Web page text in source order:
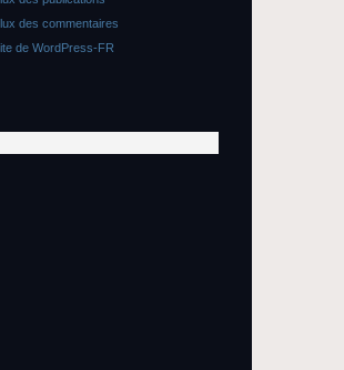
des commentaires
de WordPress-FR